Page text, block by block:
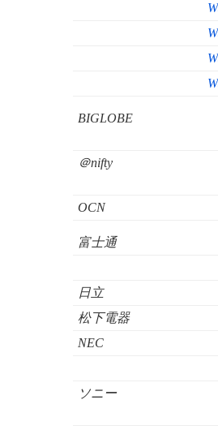
BIGLOBE
＠nifty
OCN
富士通
日立
松下電器
NEC
ソニー